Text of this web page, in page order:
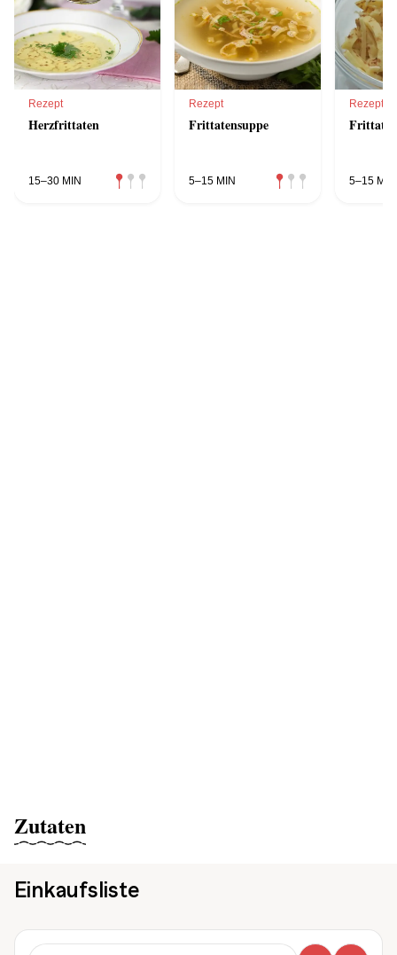
Rezept
Herzfrittaten
15–30 MIN
Rezept
Frittatensuppe
5–15 MIN
Rezept
5–15 MIN
Zutaten